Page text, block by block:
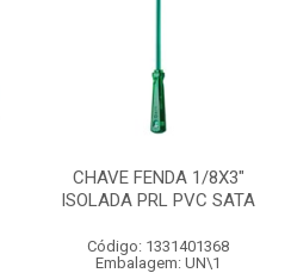
CHAVE FENDA 1/8X3"
ISOLADA PRL PVC SATA
Código: 1331401368
Embalagem: UN\1